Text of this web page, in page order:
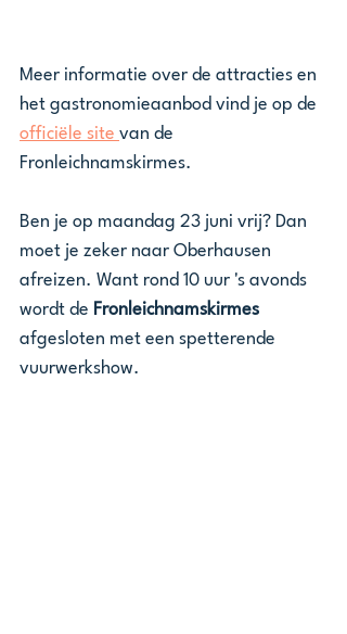
Meer informatie over de attracties en
het gastronomieaanbod vind je op de
officiële site van de
Fronleichnamskirmes.
Ben je op maandag 23 juni vrij? Dan
moet je zeker naar Oberhausen
afreizen. Want rond 10 uur 's avonds
wordt de Fronleichnamskirmes
afgesloten met een spetterende
vuurwerkshow.